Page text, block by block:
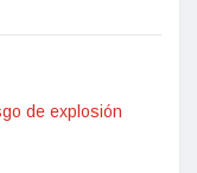
de explosión